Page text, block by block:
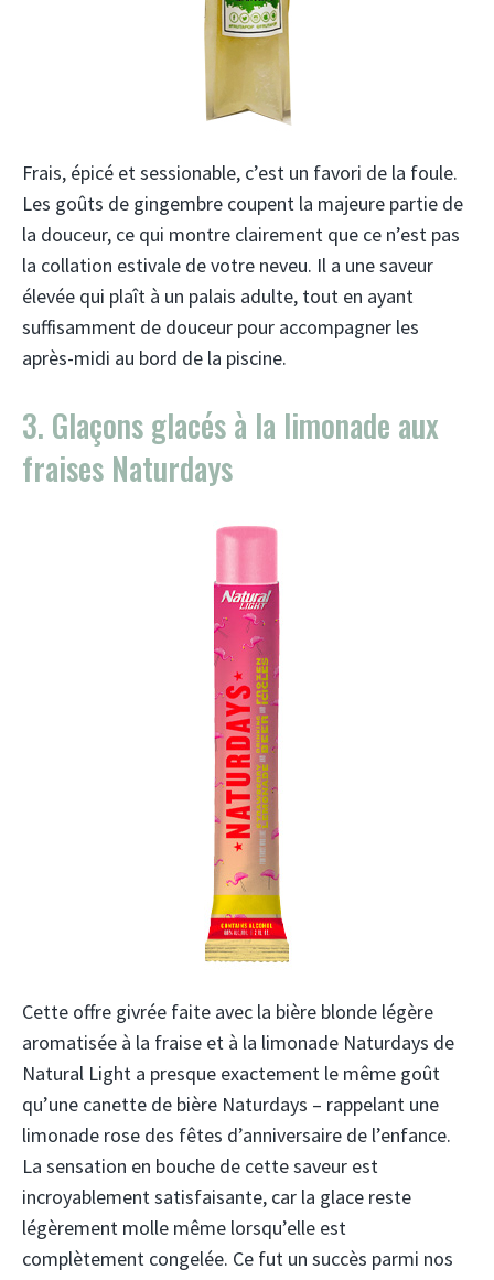
Frais, épicé et sessionable, c’est un favori de la foule.
Les goûts de gingembre coupent la majeure partie de
la douceur, ce qui montre clairement que ce n’est pas
la collation estivale de votre neveu. Il a une saveur
élevée qui plaît à un palais adulte, tout en ayant
suffisamment de douceur pour accompagner les
après-midi au bord de la piscine.
3. Glaçons glacés à la limonade aux
fraises Naturdays
Cette offre givrée faite avec la bière blonde légère
aromatisée à la fraise et à la limonade Naturdays de
Natural Light a presque exactement le même goût
qu’une canette de bière Naturdays – rappelant une
limonade rose des fêtes d’anniversaire de l’enfance.
La sensation en bouche de cette saveur est
incroyablement satisfaisante, car la glace reste
légèrement molle même lorsqu’elle est
complètement congelée. Ce fut un succès parmi nos